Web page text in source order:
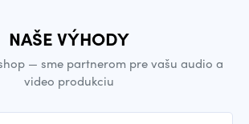
NAŠE VÝHODY
— sme partnerom pre vašu audio a
video produkciu